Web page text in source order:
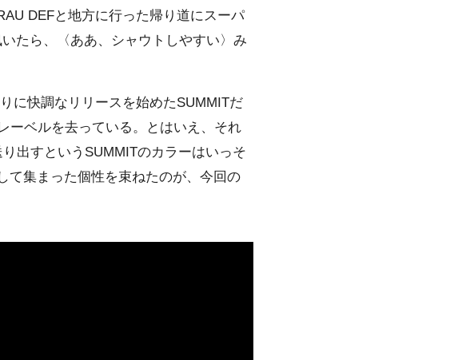
DEFと地方に行った帰り道にスーパ
たら、〈ああ、シャウトしやすい〉み
に快調なリリースを始めたSUMMITだ
ーベルを去っている。とはいえ、それ
出すというSUMMITのカラーはいっそ
て集まった個性を束ねたのが、今回の